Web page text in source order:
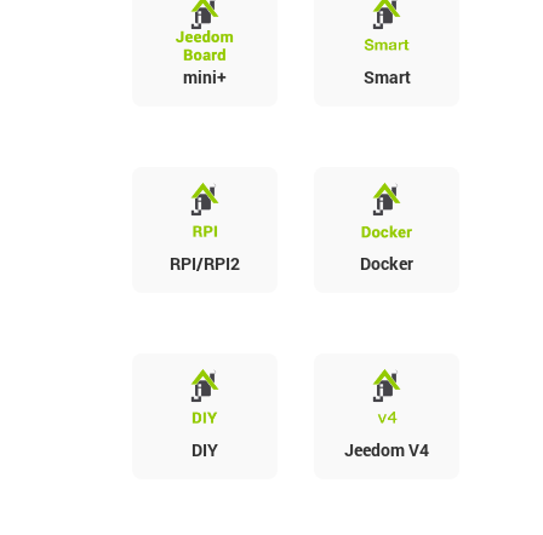
mini+ Smart
RPI/RPI2 Docker
DIY Jeedom V4